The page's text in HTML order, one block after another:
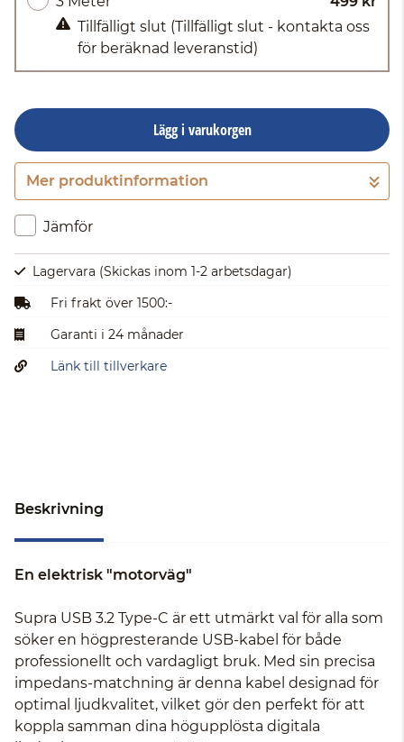
Tillfälligt slut (Tillfälligt slut - kontakta oss
för beräknad leveranstid)
Lägg i varukorgen
Gå till kassan
Mer produktinformation
Jämför
Lagervara (Skickas inom 1-2 arbetsdagar)
Fri frakt över 1500:-
Garanti i 24 månader
Länk till tillverkare
Beskrivning
En elektrisk "motorväg"
Supra USB 3.2 Type-C är ett utmärkt val för alla som
söker en högpresterande USB-kabel för både
professionellt och vardagligt bruk. Med sin precisa
impedans-matchning är denna kabel designad för
optimal ljudkvalitet, vilket gör den perfekt för att
koppla samman dina högupplösta digitala